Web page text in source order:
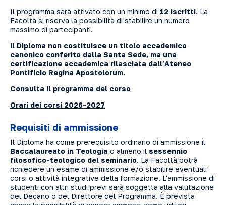
Il programma sarà attivato con un minimo di 12 iscritti. La
Facoltà si riserva la possibilità di stabilire un numero
massimo di partecipanti.
Il Diploma non costituisce un titolo accademico
canonico conferito dalla Santa Sede, ma una
certificazione accademica rilasciata dall’Ateneo
Pontificio Regina Apostolorum.
Consulta il programma del corso
Orari dei corsi 2026-2027
Requisiti di ammissione
Il Diploma ha come prerequisito ordinario di ammissione il
Baccalaureato in Teologia o almeno il sessennio
filosofico-teologico del seminario. La Facoltà potrà
richiedere un esame di ammissione e/o stabilire eventuali
corsi o attività integrative della formazione. L’ammissione di
studenti con altri studi previ sarà soggetta alla valutazione
del Decano o del Direttore del Programma. È prevista